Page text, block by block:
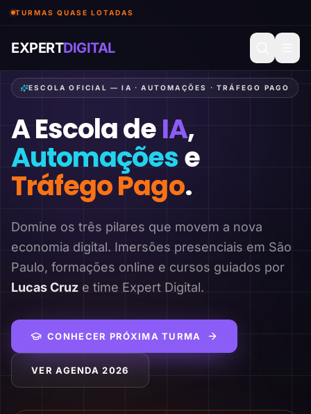
TURMAS QUASE LOTADAS
EXPERTDIGITAL
ESCOLA OFICIAL — IA · AUTOMAÇÕES · TRÁFEGO PAGO
A Escola deIA,
Automaçõese
Tráfego Pago.
Domine os três pilares que movem a nova
economia digital. Imersões presenciais em São
Paulo, formações online e cursos guiados por
Lucas Cruz e time Expert Digital.
CONHECER PRÓXIMA TURMA
VER AGENDA 2026